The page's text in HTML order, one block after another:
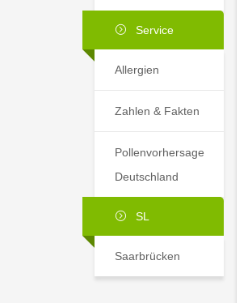
Service
Allergien
Zahlen & Fakten
Pollenvorhersage
Deutschland
SL
Saarbrücken